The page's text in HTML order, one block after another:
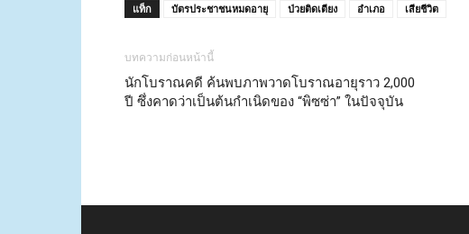
แท็ก บัตรประชาชนหมดอายุ ป่วยติดเตียง อำเภอ เสียชีวิต
บทความก่อนหน้านี้
นักโบราณคดี ค้นพบภาพวาดโบราณอายุราว 2,000
ปี ซึ่งคาดว่าเป็นต้นกำเนิดของ “พิซซ่า” ในปัจจุบัน